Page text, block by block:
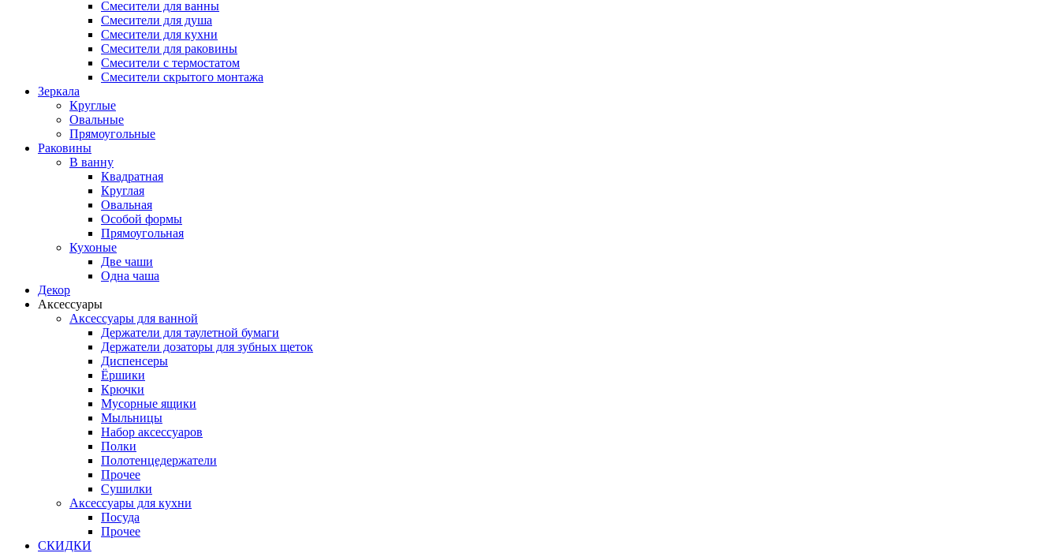
Смесители для ванны
Смесители для душа
Смесители для кухни
Смесители для раковины
Смесители с термостатом
Смесители скрытого монтажа
Зеркала
Круглые
Овальные
Прямоугольные
Раковины
В ванну
Квадратная
Круглая
Овальная
Особой формы
Прямоугольная
Кухоные
Две чаши
Одна чаша
Декор
Аксессуары
Аксессуары для ванной
Держатели для таулетной бумаги
Держатели дозаторы для зубных щеток
Диспенсеры
Ёршики
Крючки
Мусорные ящики
Мыльницы
Набор аксессуаров
Полки
Полотенцедержатели
Прочее
Сушилки
Аксессуары для кухни
Посуда
Прочее
СКИДКИ